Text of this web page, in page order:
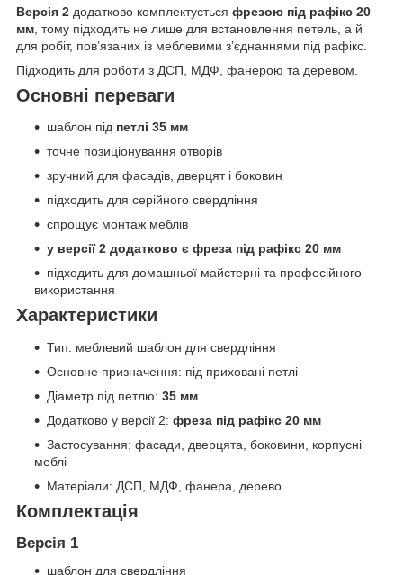
Версія 2 додатково комплектується фрезою під рафікс 20
мм , тому підходить не лише для встановлення петель, а й
для робіт, пов’язаних із меблевими з’єднаннями під рафікс.
Підходить для роботи з ДСП, МДФ, фанерою та деревом.
Основні переваги
шаблон під петлі 35 мм
точне позиціонування отворів
зручний для фасадів, дверцят і боковин
підходить для серійного свердління
спрощує монтаж меблів
у версії 2 додатково є фреза під рафікс 20 мм
підходить для домашньої майстерні та професійного
використання
Характеристики
Тип: меблевий шаблон для свердління
Основне призначення: під приховані петлі
Діаметр під петлю: 35 мм
Додатково у версії 2: фреза під рафікс 20 мм
Застосування: фасади, дверцята, боковини, корпусні
меблі
Матеріали: ДСП, МДФ, фанера, дерево
Комплектація
Версія 1
шаблон для свердління